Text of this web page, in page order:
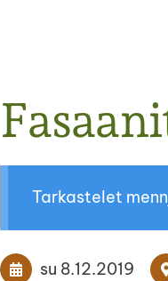
Tarkastelet
su 8.12.2019